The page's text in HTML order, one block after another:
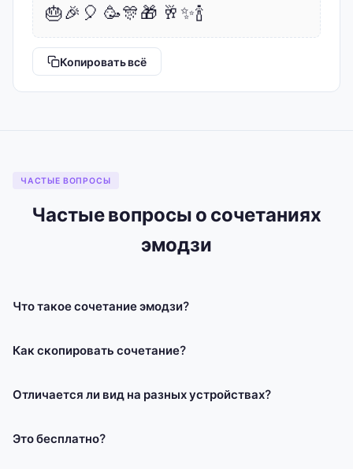
🎂🎉🎈 🥳🎊🎁 🥂✨🍾
Копировать всё
ЧАСТЫЕ ВОПРОСЫ
Частые вопросы о сочетаниях
эмодзи
Что такое сочетание эмодзи?
Как скопировать сочетание?
Отличается ли вид на разных устройствах?
Это бесплатно?